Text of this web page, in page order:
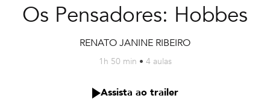
Os Pensadores: Hobbes
RENATO JANINE RIBEIRO
1h 50 min • 4 aulas
Assista ao trailer